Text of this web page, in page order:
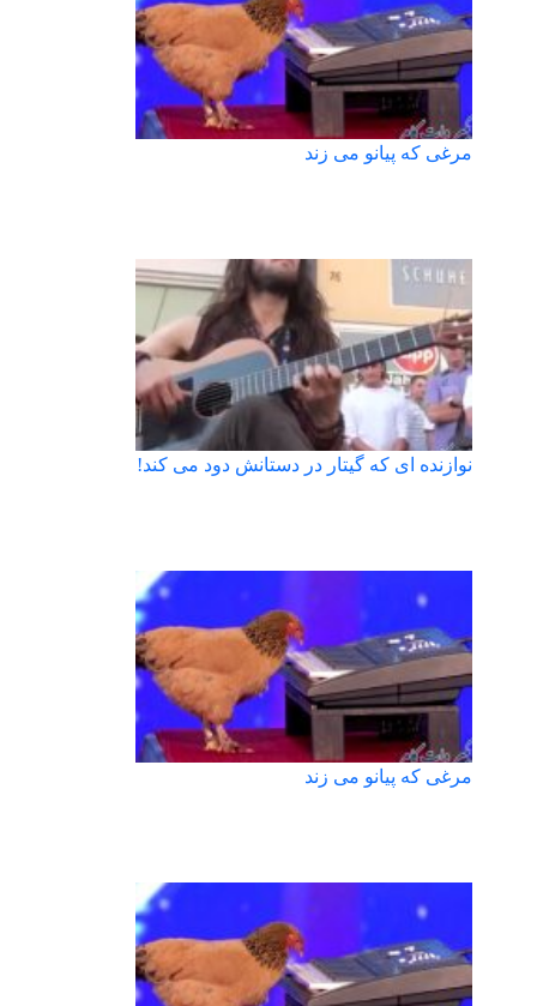
مرغی که پیانو می زند
نوازنده ای که گیتار در دستانش دود می کند!
مرغی که پیانو می زند